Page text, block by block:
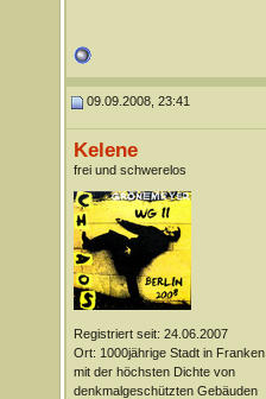
09.09.2008, 23:41
Kelene
frei und schwerelos
Registriert seit: 24.06.2007
Ort: 1000jährige Stadt in Franken
mit der höchsten Dichte von
denkmalgeschützten Gebäuden